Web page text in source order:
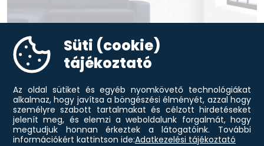
Modern lakberendezés otthonába
emlegetik egy lapon a minimál irányzattal. Ám előbbi szabad
kezet ad a színvariációk kiteljesítésében, lényegesen több
díszítőelemet...
elolvasom
Süti (cookie)
tájékoztató
Az oldal sütiket és egyéb nyomkövető technológiákat
alkalmaz, hogy javítsa a böngészési élményét, azzal hogy
személyre szabott tartalmakat és célzott hirdetéseket
jelenít meg, és elemzi a weboldalunk forgalmát, hogy
megtudjuk honnan érkeztek a látogatóink.
További
információkért kattintson ide:Adatkezelési tájékoztató